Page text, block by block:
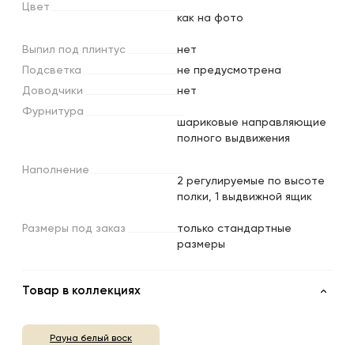
Цвет
как на фото
Выпил под плинтус
нет
Подсветка
не предусмотрена
Доводчики
нет
Фурнитура
шариковые направляющие
полного выдвижения
Наполнение
2 регулируемые по высоте
полки, 1 выдвижной ящик
Размеры под заказ
только стандартные
размеры
Товар в коллекциях
Рауна белый воск